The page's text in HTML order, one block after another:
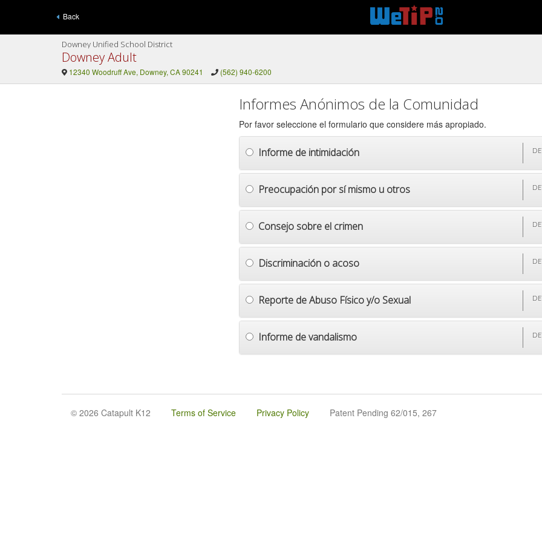
Back
Downey Unified School District
Downey Adult
12340 Woodruff Ave, Downey, CA 90241 (562) 940-6200
Informes Anónimos de la Comunidad
Por favor seleccione el formulario que considere más apropiado.
Informe de intimidación
Preocupación por sí mismo u otros
Consejo sobre el crimen
Discriminación o acoso
Reporte de Abuso Físico y/o Sexual
Informe de vandalismo
© 2026 Catapult K12 Terms of Service Privacy Policy Patent Pending 62/015, 267